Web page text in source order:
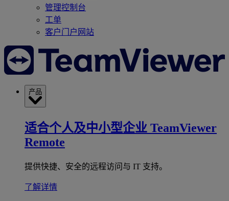
管理控制台
工单
客户门户网站
产品
适合个人及中小型企业 TeamViewer
Remote
提供快捷、安全的远程访问与 IT 支持。
了解详情